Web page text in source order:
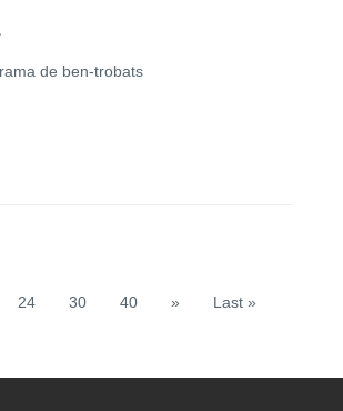
de ben-trobats
24 30 40 » Last »